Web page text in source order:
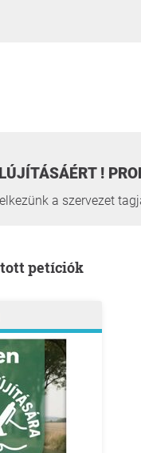
!
a szervezet
petíciók